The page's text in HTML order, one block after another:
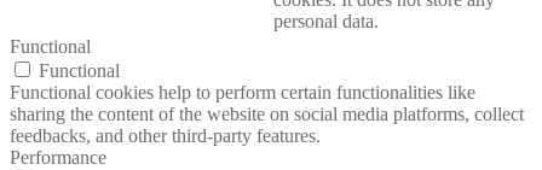
personal data.
Functional
Functional
Functional cookies help to perform certain functionalities like
sharing the content of the website on social media platforms, collect
feedbacks, and other third-party features.
Performance